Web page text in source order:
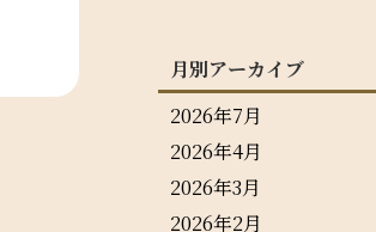
月別アーカイブ
2026年7月
2026年4月
2026年3月
2026年2月